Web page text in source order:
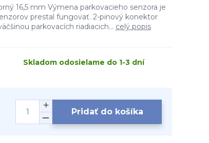
16,5 mm Výmena parkovacieho senzora je
prestal fungovať. 2-pinový konektor
parkovacích riadiacich... celý popis
Skladom odosielame do 1-3 dní
Pridať do košíka